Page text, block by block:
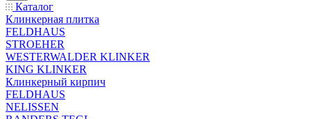
Каталог
Клинкерная плитка
FELDHAUS
STROEHER
WESTERWALDER KLINKER
KING KLINKER
Клинкерный кирпич
FELDHAUS
NELISSEN